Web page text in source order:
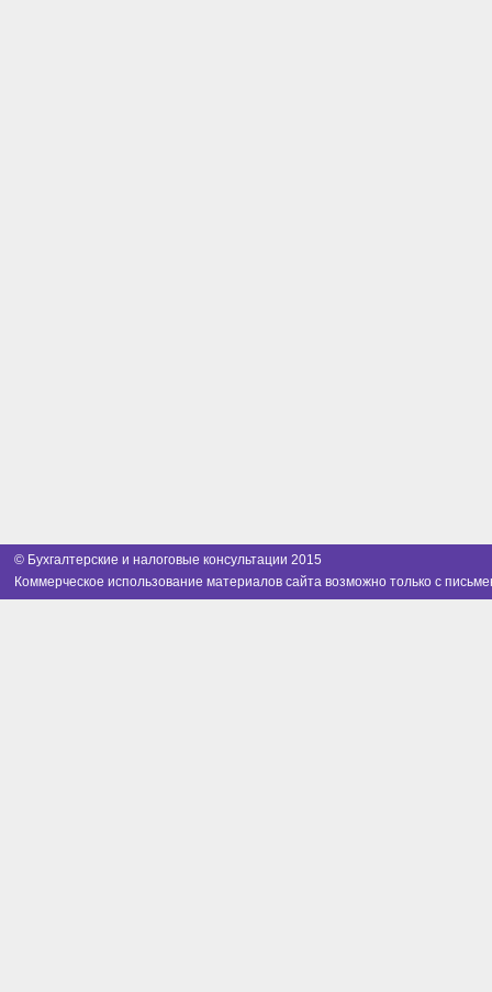
© Бухгалтерские и налоговые консультации 2015
Коммерческое использование материалов сайта возможно только с